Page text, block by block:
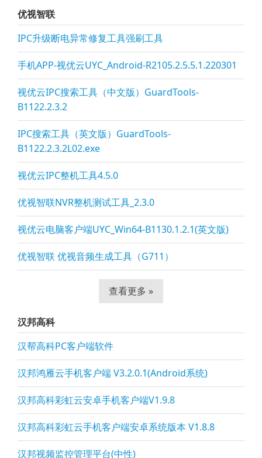
优视智联
IPC升级断电异常修复工具强刷工具
手机APP-视优云UYC_Android-R2105.2.5.5.1.220301
视优云IPC搜索工具（中文版）GuardTools-
B1122.2.3.2
IPC搜索工具（英文版）GuardTools-
B1122.2.3.2L02.exe
视优云IPC整机工具4.5.0
优视智联NVR整机测试工具_2.3.0
视优云电脑客户端UYC_Win64-B1130.1.2.1(英文版)
优视智联 优视音频生成工具（G711）
查看更多 »
汉邦高科
汉帮高科PC客户端软件
汉邦鸿雁云手机客户端 V3.2.0.1(Android系统)
汉邦高科彩虹云安卓手机客户端V1.9.8
汉邦高科彩虹云手机客户端安卓系统版本 V1.8.8
汉邦视频监控管理平台(中性)